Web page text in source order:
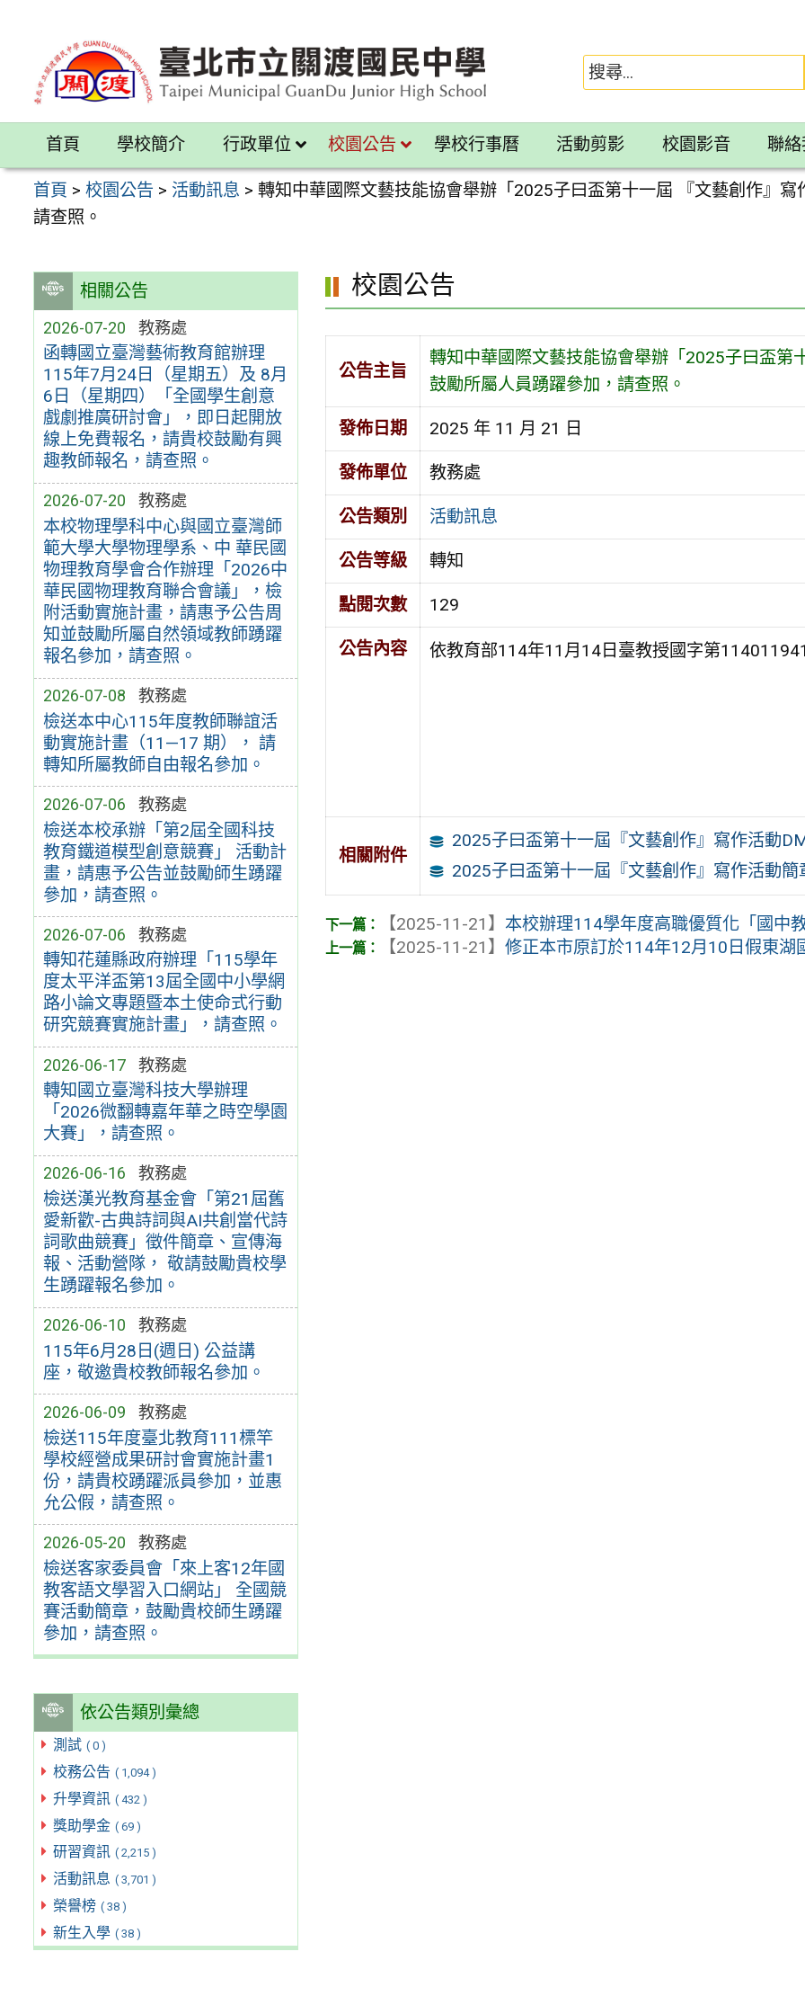
內
區
首頁 學校簡介 行政單位 校園公告 學校行事曆 活動剪影 校園影音 聯絡
首頁 >校園公告 > 活動訊息 >轉知中華國際文藝技能協會舉辦「2025子曰盃第十一屆 『文藝創作』
請查照。
相關公告
2026-07-20 教務處
函轉國立臺灣藝術教育館辦理
115年7月24日（星期五）及 8月
6日（星期四）「全國學生創意
戲劇推廣研討會」，即日起開放
線上免費報名，請貴校鼓勵有興
趣教師報名，請查照。
2026-07-20 教務處
本校物理學科中心與國立臺灣師
範大學大學物理學系、中 華民國
物理教育學會合作辦理「2026中
華民國物理教育聯合會議」，檢
附活動實施計畫，請惠予公告周
知並鼓勵所屬自然領域教師踴躍
報名參加，請查照。
2026-07-08 教務處
檢送本中心115年度教師聯誼活
動實施計畫（11—17 期）， 請
轉知所屬教師自由報名參加。
2026-07-06 教務處
檢送本校承辦「第2屆全國科技
教育鐵道模型創意競賽」 活動計
畫，請惠予公告並鼓勵師生踴躍
參加，請查照。
2026-07-06 教務處
轉知花蓮縣政府辦理「115學年
度太平洋盃第13屆全國中小學網
路小論文專題暨本土使命式行動
研究競賽實施計畫」，請查照。
2026-06-17 教務處
轉知國立臺灣科技大學辦理
「2026微翻轉嘉年華之時空學園
大賽」，請查照。
2026-06-16 教務處
檢送漢光教育基金會「第21屆舊
愛新歡-古典詩詞與AI共創當代詩
詞歌曲競賽」徵件簡章、宣傳海
報、活動營隊， 敬請鼓勵貴校學
生踴躍報名參加。
2026-06-10 教務處
115年6月28日(週日) 公益講
座，敬邀貴校教師報名參加。
2026-06-09 教務處
檢送115年度臺北教育111標竿
學校經營成果研討會實施計畫1
份，請貴校踴躍派員參加，並惠
允公假，請查照。
2026-05-20 教務處
檢送客家委員會「來上客12年國
教客語文學習入口網站」 全國競
賽活動簡章，鼓勵貴校師生踴躍
參加，請查照。
依公告類別彙總
測試 ( 0 )
校務公告 ( 1,094 )
升學資訊 ( 432 )
獎助學金 ( 69 )
研習資訊 ( 2,215 )
活動訊息 ( 3,701 )
榮譽榜 ( 38 )
新生入學 ( 38 )
校園公告
公告主旨
轉知中華國際文藝技能協會舉辦「2025子曰盃第
鼓勵所屬人員踴躍參加，請查照。
發佈日期 2025 年 11 月 21 日
發佈單位 教務處
公告類別 活動訊息
公告等級 轉知
點閱次數 129
公告內容 依教育部114年11月14日臺教授國字第
相關附件
2025子曰盃第十一屆『文藝創作』寫作活動
2025子曰盃第十一屆『文藝創作』寫作活動簡
【2025-11-21】 本校辦理114學年度高職優質化「國中
【2025-11-21】修正本市原訂於114年12月10日假東湖